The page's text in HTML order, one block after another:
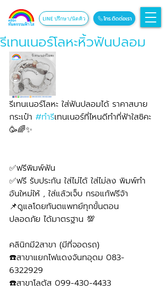
โทร.ติดต่อเรา
LINE ปรึกษา/นัดคิว
รีเทนเนอร์โลหะหิ้วฟันปลอม
รีเทนเนอร์โลหะ ใส่ฟันปลอมได้ ราคาสบาย
กระเป๋า #ทำรีเทนเนอร์ที่ไหนดีทำที่ฟ้าใสซิคะ
🥳🌈✨
✅ฟรีพิมพ์ฟัน
✅ฟรี รับประกัน ใส่ไม่ได้ ใส่ไม่ลง พิมพ์ทำ
อันใหม่ให้ , ใส่แล้วเจ็บ กรอแก้ฟรีจ้า
📌ดูแลโดยทันตแพทย์ทุกขั้นตอน
ปลอดภัย ได้มาตรฐาน 💯
คลินิกมี2สาขา (มีที่จอดรถ)
☎️สาขาแยกไฟแดงจันทอุดม 083-
6322929
☎️สาขาโลตัส 099-430-4433